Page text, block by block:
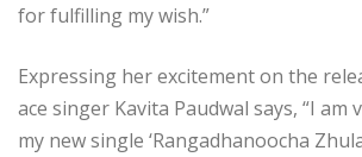
for fulfilling my wish.”
Expressing her excitement on the
ace singer Kavita Paudwal says, “I am
my new single ‘Rangadhanoocha